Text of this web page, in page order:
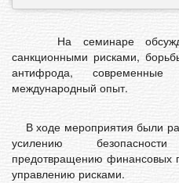
На семинаре
санкционными рисками,
антифрода,
международный опыт.
В ходе мероприятия были
усилению
предотвращению финансовых
управлению рисками.